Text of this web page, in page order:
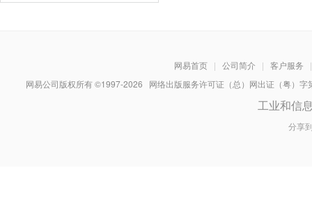
网易首页 | 公司简介 | 客户服务
|
网易公司版权所有 ©1997-2026 网络出版服务许可证（总）网出证（粤）
工业和信
分享